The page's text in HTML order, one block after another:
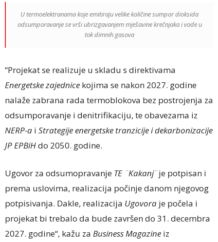
U termoelektranama koje emitiraju velike količine sumpor dioksida
odsumporavanje se vrši ubrizgavanjem mješavine krečnjaka i vode u
tok dimnih gasova
“Projekat se realizuje u skladu s direktivama
Energetske zajednice kojima se nakon 2027. godine
nalaže zabrana rada termoblokova bez postrojenja za
odsumporavanje i denitrifikaciju, te obavezama iz
NERP-a i Strategije energetske tranzicije i dekarbonizacije
JP EPBiHdo 2050. godine.
Ugovor za odsumopravanje TE ¨Kakanj¨je potpisan i
prema uslovima, realizacija počinje danom njegovog
potpisivanja. Dakle, realizacija Ugovora je počela i
projekat bi trebalo da bude završen do 31. decembra
2027. godine“, kažu za Business Magazine iz